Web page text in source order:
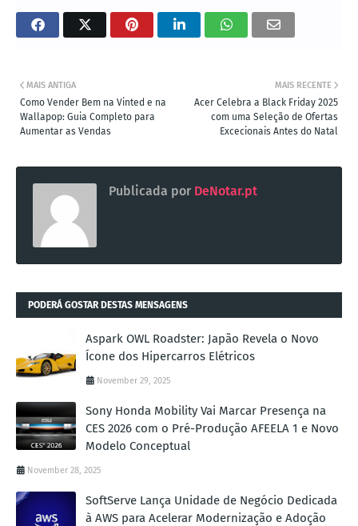
MAIS RECENTE
Acer Celebra a Black Friday 2025
com uma Seleção de Ofertas
Excecionais Antes do Natal
MAIS ANTIGA
Como Vender Bem na Vinted e na
Wallapop: Guia Completo para
Aumentar as Vendas
Publicada por DeNotar.pt
PODERÁ GOSTAR DESTAS MENSAGENS
Aspark OWL Roadster: Japão Revela o Novo
Ícone dos Hipercarros Elétricos
November 29, 2025
Sony Honda Mobility Vai Marcar Presença na
CES 2026 com o Pré-Produção AFEELA 1 e Novo
Modelo Conceptual
November 28, 2025
SoftServe Lança Unidade de Negócio Dedicada
à AWS para Acelerar Modernização e Adoção